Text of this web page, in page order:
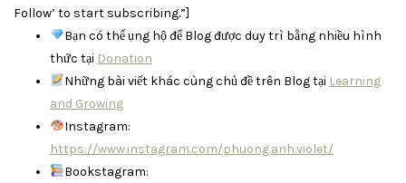
Follow’ to start subscribing.”]
Bạn có thể ụng hộ để Blog được duy trì bằng nhiều hình
thức tại Donation
Những bài viết khác cùng chủ đề trên Blog tại Learning
and Growing
Instagram:
https://www.instagram.com/phuong.anh.violet/
Bookstagram: